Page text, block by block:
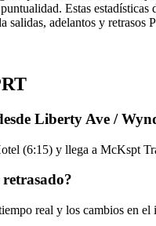
Estas
salidas, adelantos y retrasos
Liberty Ave /
(6:15) y llega a McKspt
real y los cambios en